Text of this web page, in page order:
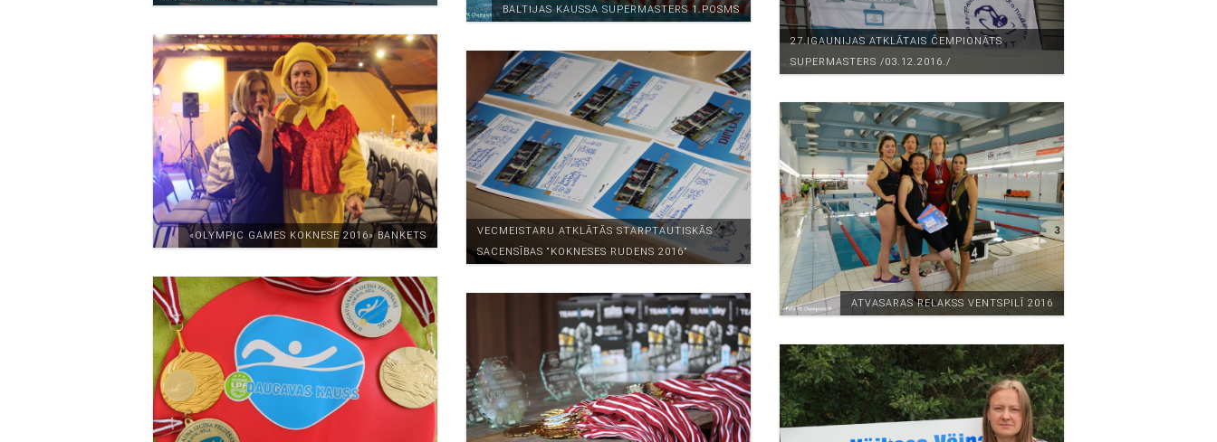
BALTIJAS KAUSSA SUPERMASTERS 1.POSMS
27.IGAUNIJAS ATKLĀTAIS ČEMPIONĀTS
SUPERMASTERS /03.12.2016./
«ОLYMPIC GAMES KOKNESE 2016» BANKETS
VECMEISTARU ATKLĀTĀS STARPTAUTISKĀS
SACENSĪBAS “KOKNESES RUDENS 2016”
ATVASARAS RELAKSS VENTSPILĪ 2016